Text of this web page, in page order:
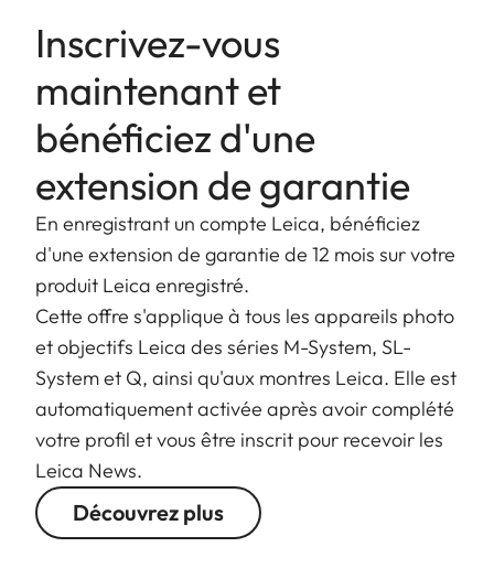
Inscrivez-vous
maintenant et
bénéficiez d'une
extension de garantie
En enregistrant un compte Leica, bénéficiez
d'une extension de garantie de 12 mois sur votre
produit Leica enregistré.
Cette offre s'applique à tous les appareils photo
et objectifs Leica des séries M-System, SL-
System et Q, ainsi qu'aux montres Leica. Elle est
automatiquement activée après avoir complété
votre profil et vous être inscrit pour recevoir les
Leica News.
Découvrez plus